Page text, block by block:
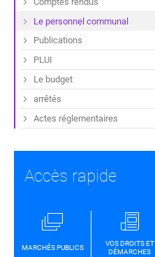
Le personnel communal
Publications
PLUI
Le budget
arrêtés
Actes réglementaires
Accès rapide
MARCHÉS PUBLICS
VOS DROITS ET
DÉMARCHES